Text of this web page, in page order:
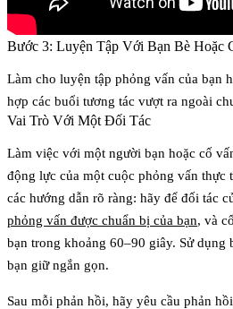
Bước 3: Luyện Tập Với Bạn Bè Hoặc
Làm cho luyện tập phỏng vấn của bạn
hợp các buổi tương tác vượt ra ngoài
Vai Trò Với Một Đối Tác
Làm việc với một người bạn hoặc cố
động lực của một cuộc phỏng vấn thực
các hướng dẫn rõ ràng: hãy để đối tác
phỏng vấn được chuẩn bị của bạn, và
bạn trong khoảng 60–90 giây. Sử dụng
bạn giữ ngắn gọn.
Sau mỗi phản hồi, hãy yêu cầu phản